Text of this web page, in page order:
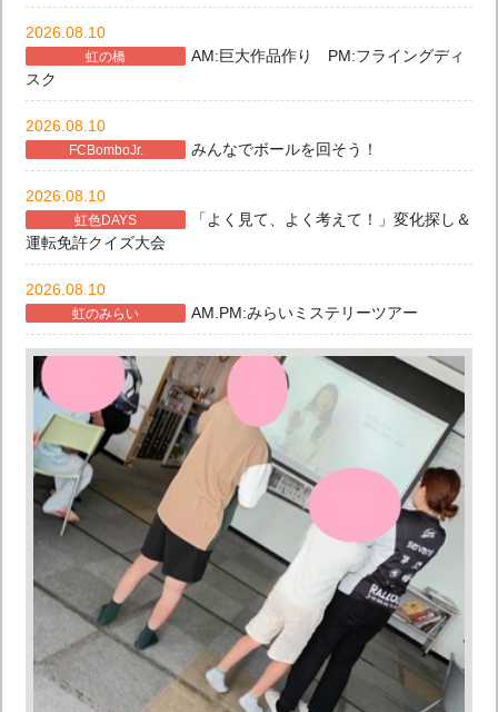
2026.08.10
虹の橋
AM:巨大作品作り PM:フライングディ
スク
2026.08.10
FCBomboJr. みんなでボールを回そう！
2026.08.10
虹色DAYS
「よく見て、よく考えて！」変化探し＆
運転免許クイズ大会
2026.08.10
虹のみらい AM.PM:みらいミステリーツアー